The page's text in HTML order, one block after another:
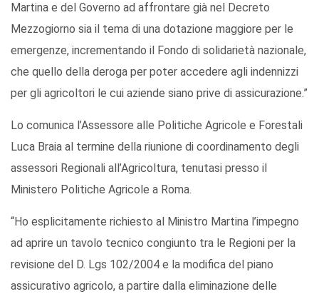
Martina e del Governo ad affrontare già nel Decreto
Mezzogiorno sia il tema di una dotazione maggiore per le
emergenze, incrementando il Fondo di solidarietà nazionale,
che quello della deroga per poter accedere agli indennizzi
per gli agricoltori le cui aziende siano prive di assicurazione.”
Lo comunica l’Assessore alle Politiche Agricole e Forestali
Luca Braia al termine della riunione di coordinamento degli
assessori Regionali all’Agricoltura, tenutasi presso il
Ministero Politiche Agricole a Roma.
“Ho esplicitamente richiesto al Ministro Martina l’impegno
ad aprire un tavolo tecnico congiunto tra le Regioni per la
revisione del D. Lgs 102/2004 e la modifica del piano
assicurativo agricolo, a partire dalla eliminazione delle